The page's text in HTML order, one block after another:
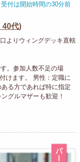
付は開始時間の30分前
代)
よりウィングデッキ直轄
。参加人数不足の場
けます。 男性：定職に
る方であれば特に指定
グルマザーも歓迎！
パ